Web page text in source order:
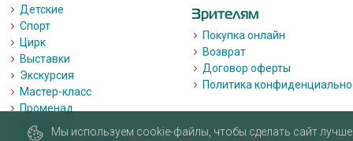
Детские
Спорт
Цирк
Выставки
Экскурсия
Мастер-класс
Променад
Лекции
Зрителям
Покупка онлайн
Возврат
Договор оферты
Политика
Мы используем cookie-файлы, чтобы сделать сайт лучше